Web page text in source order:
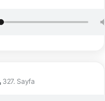
327. Sayfa